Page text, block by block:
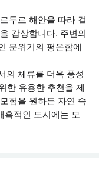
두르 해안을 따라 걸
감상합니다. 주변의
분위기의 평온함에
의 체류를 더욱 풍성
한 유용한 추천을 제
험을 원하든 자연 속
혹적인 도시에는 모